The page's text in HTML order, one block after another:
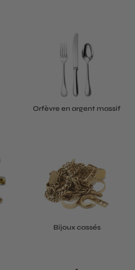
Orfèvre en argent massif
Bijoux cassés